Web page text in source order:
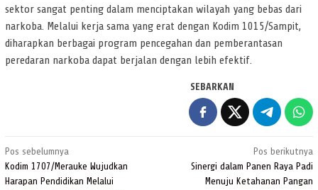
sektor sangat penting dalam menciptakan wilayah yang bebas dari
narkoba. Melalui kerja sama yang erat dengan Kodim 1015/Sampit,
diharapkan berbagai program pencegahan dan pemberantasan
peredaran narkoba dapat berjalan dengan lebih efektif.
SEBARKAN
Navigasi
pos
Pos sebelumnya
Kodim 1707/Merauke Wujudkan
Harapan Pendidikan Melalui
Pos berikutnya
Sinergi dalam Panen Raya Padi
Menuju Ketahanan Pangan